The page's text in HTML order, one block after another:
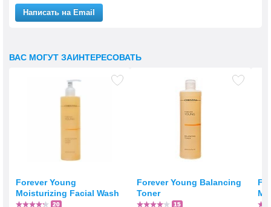
Написать на Email
ВАС МОГУТ ЗАИНТЕРЕСОВАТЬ
Forever Young
Moisturizing Facial Wash
20
Forever Young Balancing
Toner
15